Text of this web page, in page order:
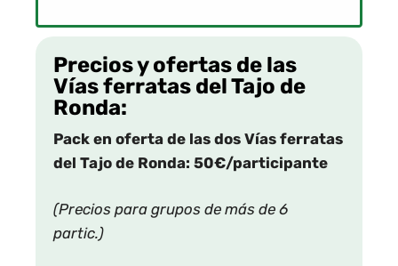
Precios y ofertas de las
Vías ferratas del Tajo de
Ronda:
Pack en oferta de las dos Vías ferratas
del Tajo de Ronda: 50€/participante
(Precios para grupos de más de 6
partic.)